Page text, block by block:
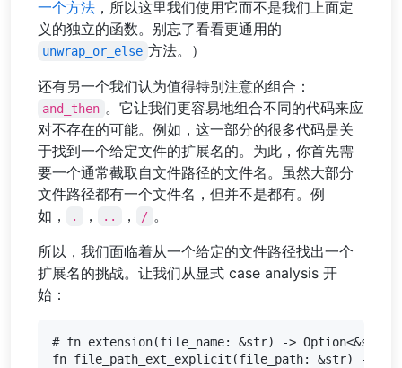
一个方法 ，所以这里我们使用它而不是我们上面定
义的独立的函数。别忘了看看更通用的
unwrap_or_else 方法。）
还有另一个我们认为值得特别注意的组合：
and_then 。它让我们更容易地组合不同的代码来应
对不存在的可能。例如，这一部分的很多代码是关
于找到一个给定文件的扩展名的。为此，你首先需
要一个通常截取自文件路径的文件名。虽然大部分
文件路径都有一个文件名，但并不是都有。例
如，
. ， .. ， / 。
所以，我们面临着从一个给定的文件路径找出一个
扩展名的挑战。让我们从显式 case analysis 开
始：
# fn extension(file_name: &str) -> Option<&str>
fn file_path_ext_explicit(file_path: &str) ->